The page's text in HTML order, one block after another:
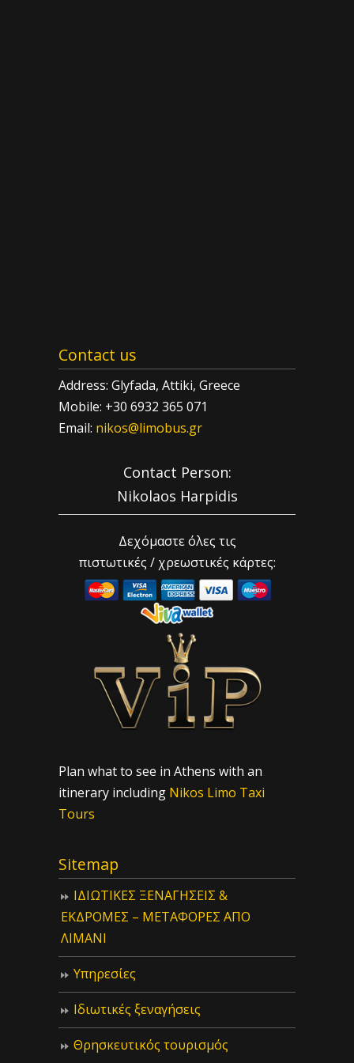
Contact us
Address: Glyfada, Attiki, Greece
Mobile: +30 6932 365 071
Email: nikos@limobus.gr
Contact Person:
Nikolaos Harpidis
Δεχόμαστε όλες τις
πιστωτικές / χρεωστικές κάρτες:
Plan what to see in Athens with an
itinerary including Nikos Limo Taxi
Tours
Sitemap
ΙΔIΩΤΙΚΕΣ ΞΕΝΑΓΗΣΕΙΣ &
ΕΚΔΡΟΜΕΣ – ΜΕΤΑΦΟΡΕΣ ΑΠΟ
ΛΙΜΑΝΙ
Υπηρεσίες
Ιδιωτικές ξεναγήσεις
Θρησκευτικός τουρισμός